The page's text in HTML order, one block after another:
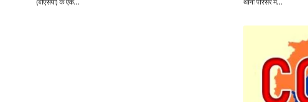
(बीएसपी) के एक…
थाना परिसर में…